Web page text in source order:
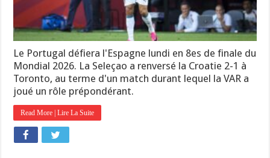
Le Portugal défiera l'Espagne lundi en 8es de finale du
Mondial 2026. La Seleçao a renversé la Croatie 2-1 à
Toronto, au terme d'un match durant lequel la VAR a
joué un rôle prépondérant.
Read More | Lire La Suite